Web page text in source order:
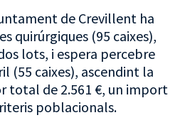
de Crevillent ha
quirúrgiques (95 caixes),
lots, i espera percebre
(55 caixes), ascendint la
total de 2.561 €, un import
poblacionals.